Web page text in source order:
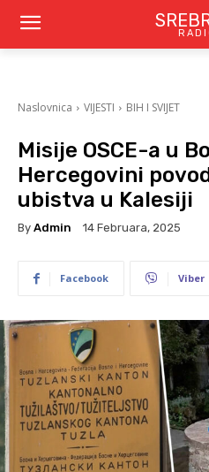
Naslovnica VIJESTI BIH I SVIJET
Misije OSCE-a u
Hercegovini
ubistva u Kalesiji
By Admin 14 Februara, 2025
Facebook Viber